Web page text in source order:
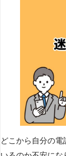
どこから自分の